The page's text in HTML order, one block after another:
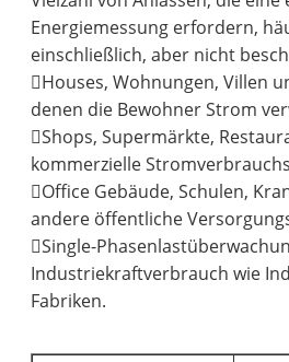
Energiemessung erfordern,
einschließlich, aber nicht
Houses, Wohnungen, Villen
denen die Bewohner Strom
Shops, Supermärkte,
kommerzielle
Office Gebäude, Schulen,
andere öffentliche
Single-
Industriekraftverbrauch wie
Fabriken.